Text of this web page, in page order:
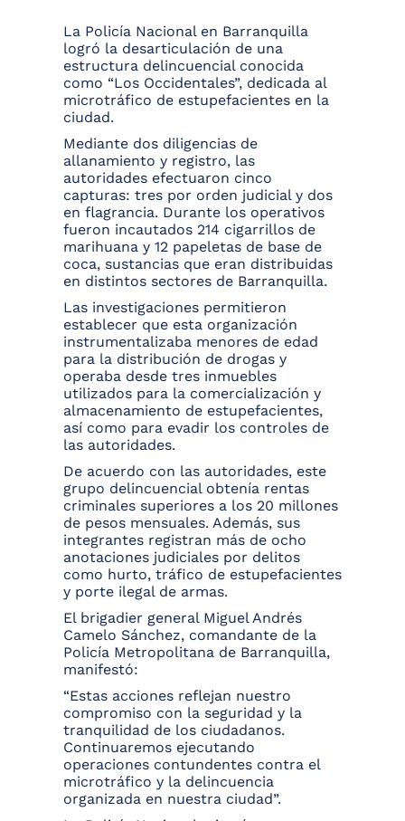
La Policía Nacional en Barranquilla
logró la desarticulación de una
estructura delincuencial conocida
como “Los Occidentales”, dedicada al
microtráfico de estupefacientes en la
ciudad.
Mediante dos diligencias de
allanamiento y registro, las
autoridades efectuaron cinco
capturas: tres por orden judicial y dos
en flagrancia. Durante los operativos
fueron incautados 214 cigarrillos de
marihuana y 12 papeletas de base de
coca, sustancias que eran distribuidas
en distintos sectores de Barranquilla.
Las investigaciones permitieron
establecer que esta organización
instrumentalizaba menores de edad
para la distribución de drogas y
operaba desde tres inmuebles
utilizados para la comercialización y
almacenamiento de estupefacientes,
así como para evadir los controles de
las autoridades.
De acuerdo con las autoridades, este
grupo delincuencial obtenía rentas
criminales superiores a los 20 millones
de pesos mensuales. Además, sus
integrantes registran más de ocho
anotaciones judiciales por delitos
como hurto, tráfico de estupefacientes
y porte ilegal de armas.
El brigadier general Miguel Andrés
Camelo Sánchez, comandante de la
Policía Metropolitana de Barranquilla,
manifestó:
“Estas acciones reflejan nuestro
compromiso con la seguridad y la
tranquilidad de los ciudadanos.
Continuaremos ejecutando
operaciones contundentes contra el
microtráfico y la delincuencia
organizada en nuestra ciudad”.